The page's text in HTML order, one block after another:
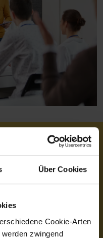
Über Cookies
Cookie-Arten
zwingend